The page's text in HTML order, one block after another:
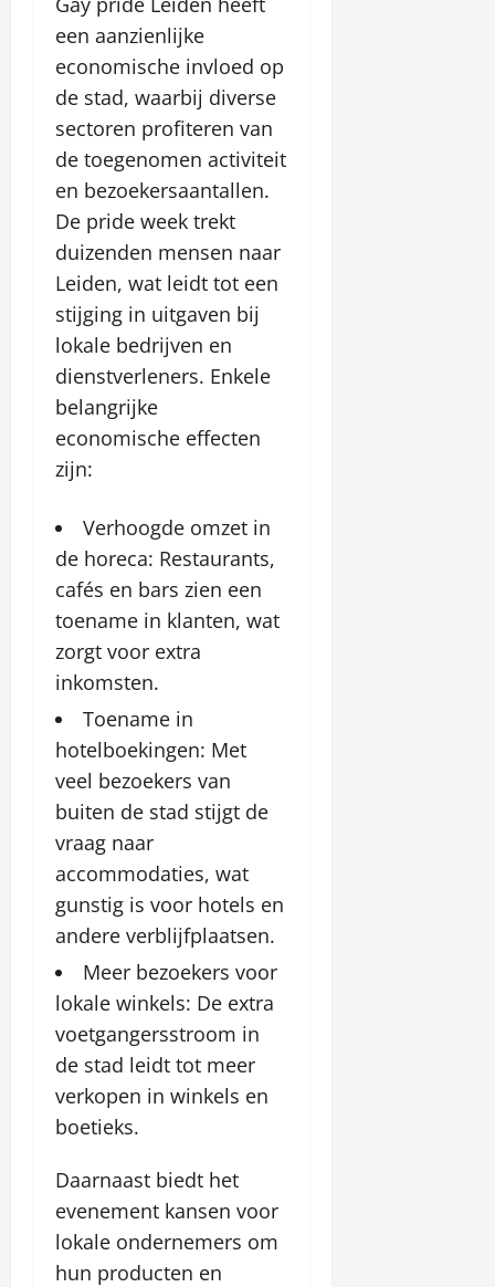
een aanzienlijke
economische invloed op
de stad, waarbij diverse
sectoren profiteren van
de toegenomen activiteit
en bezoekersaantallen.
De pride week trekt
duizenden mensen naar
Leiden, wat leidt tot een
stijging in uitgaven bij
lokale bedrijven en
dienstverleners. Enkele
belangrijke
economische effecten
zijn:
Verhoogde omzet in
de horeca: Restaurants,
cafés en bars zien een
toename in klanten, wat
zorgt voor extra
inkomsten.
Toename in
hotelboekingen: Met
veel bezoekers van
buiten de stad stijgt de
vraag naar
accommodaties, wat
gunstig is voor hotels en
andere verblijfplaatsen.
Meer bezoekers voor
lokale winkels: De extra
voetgangersstroom in
de stad leidt tot meer
verkopen in winkels en
boetieks.
Daarnaast biedt het
evenement kansen voor
lokale ondernemers om
hun producten en